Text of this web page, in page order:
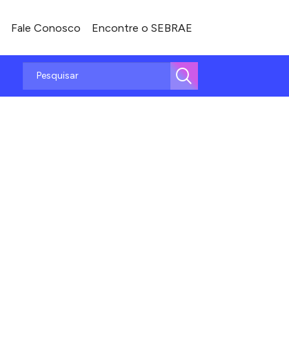
Fale Conosco Encontre o SEBRAE